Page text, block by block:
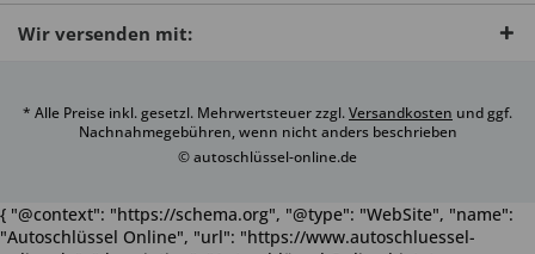
Wir versenden mit:
* Alle Preise inkl. gesetzl. Mehrwertsteuer zzgl.Versandkosten und ggf.
Nachnahmegebühren, wenn nicht anders beschrieben
© autoschlüssel-online.de
{ "@context": "https://schema.org", "@type": "WebSite", "name":
"Autoschlüssel Online", "url": "https://www.autoschluessel-